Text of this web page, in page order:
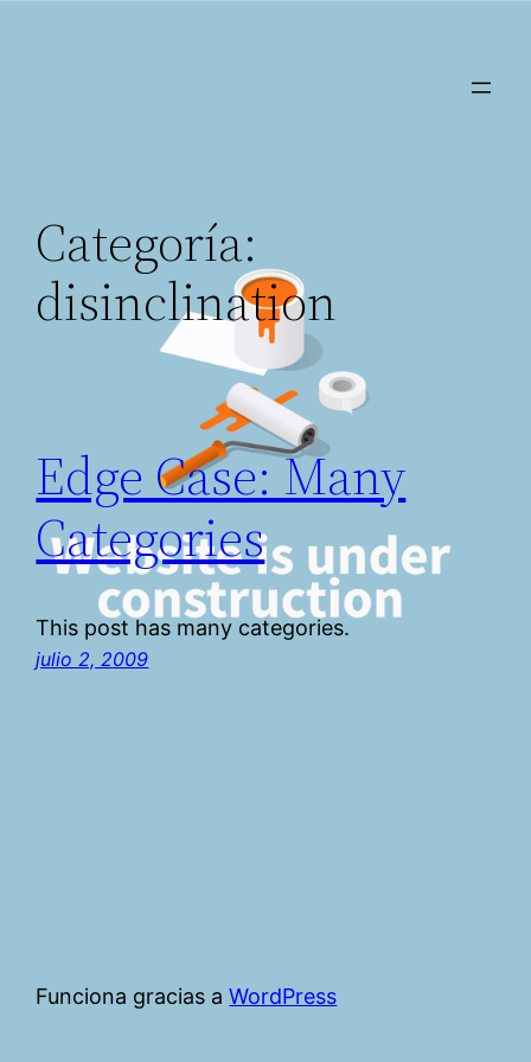
Categoría:
disinclination
Edge Case: Many
Categories
This post has many categories.
julio 2, 2009
Funciona gracias aWordPress